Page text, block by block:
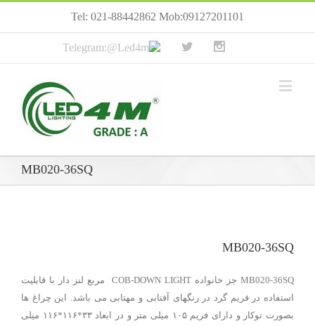
Tel: 021-88442862 Mob:09127201101
MB020-36SQ
MB020-36SQ
MB020-36SQ جز خانواده COB-DOWN LIGHT مربع لنز دار با قابلیت
استفاده در فریم گرد در رنگهای آفتابی و مهتابی می باشد. این چراغ ها
بصورت توکار و دارای فریم ۱۰۵ میلی متر و در ابعاد ۳۳*۱۱۶*۱۱۶ میلی